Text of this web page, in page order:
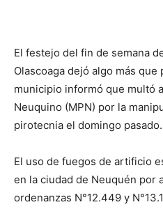
El festejo del fin de semana
Olascoaga dejó algo más que
municipio informó que multó
Neuquino (MPN) por la
pirotecnia el domingo pasado.
El uso de fuegos de artificio
en la ciudad de Neuquén por
ordenanzas N°12.449 y